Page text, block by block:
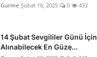
Gurme Şubat 16, 2025 0 433
14 Şubat Sevgililer Günü İçin
Alınabilecek En Güze...